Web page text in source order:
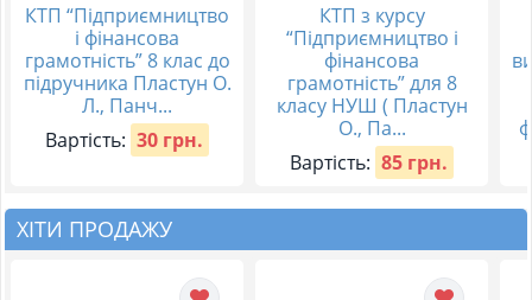
КТП “Підприємництво
і фінансова
грамотність” 8 клас до
підручника Пластун О.
Л., Панч...
Вартість: 30 грн.
КТП з курсу
“Підприємництво і
фінансова
грамотність” для 8
класу НУШ ( Пластун
О., Па...
Вартість: 85 грн.
ХІТИ ПРОДАЖУ